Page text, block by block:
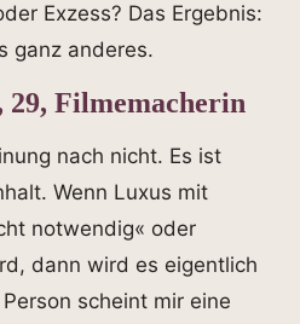
Exzess? Das Ergebnis:
ganz anderes.
Filmemacherin
nach nicht. Es ist
Wenn Luxus mit
notwendig« oder
dann wird es eigentlich
scheint mir eine